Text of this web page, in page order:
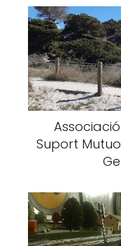
Associació
Suport